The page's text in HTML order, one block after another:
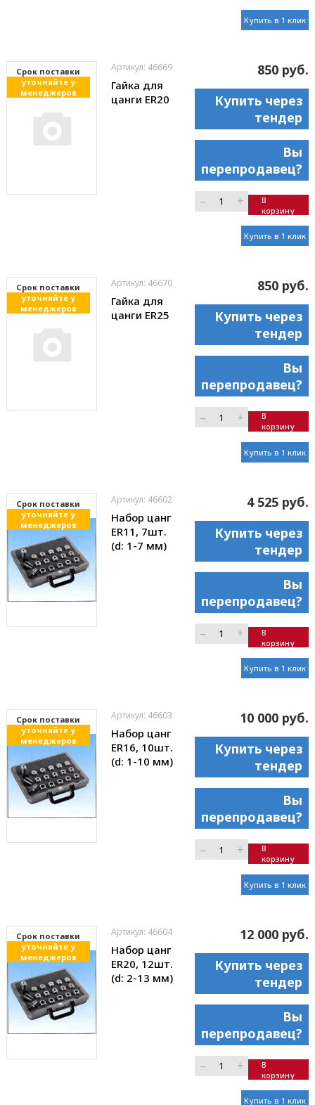
Купить в 1 клик
Cрок поставки
уточняйте у
менеджеров
Артикул: 46669
Гайка для
цанги ER20
850 руб.
Купить через
тендер
Вы
перепродавец?
– +
В
корзину
Купить в 1 клик
Cрок поставки
уточняйте у
менеджеров
Артикул: 46670
Гайка для
цанги ER25
850 руб.
Купить через
тендер
Вы
перепродавец?
– +
В
корзину
Купить в 1 клик
Cрок поставки
уточняйте у
менеджеров
Артикул: 46602
Набор цанг
ER11, 7шт.
(d: 1-7 мм)
4 525 руб.
Купить через
тендер
Вы
перепродавец?
– +
В
корзину
Купить в 1 клик
Cрок поставки
уточняйте у
менеджеров
Артикул: 46603
Набор цанг
ER16, 10шт.
(d: 1-10 мм)
10 000 руб.
Купить через
тендер
Вы
перепродавец?
– +
В
корзину
Купить в 1 клик
Cрок поставки
уточняйте у
менеджеров
Артикул: 46604
Набор цанг
ER20, 12шт.
(d: 2-13 мм)
12 000 руб.
Купить через
тендер
Вы
перепродавец?
– +
В
корзину
Купить в 1 клик